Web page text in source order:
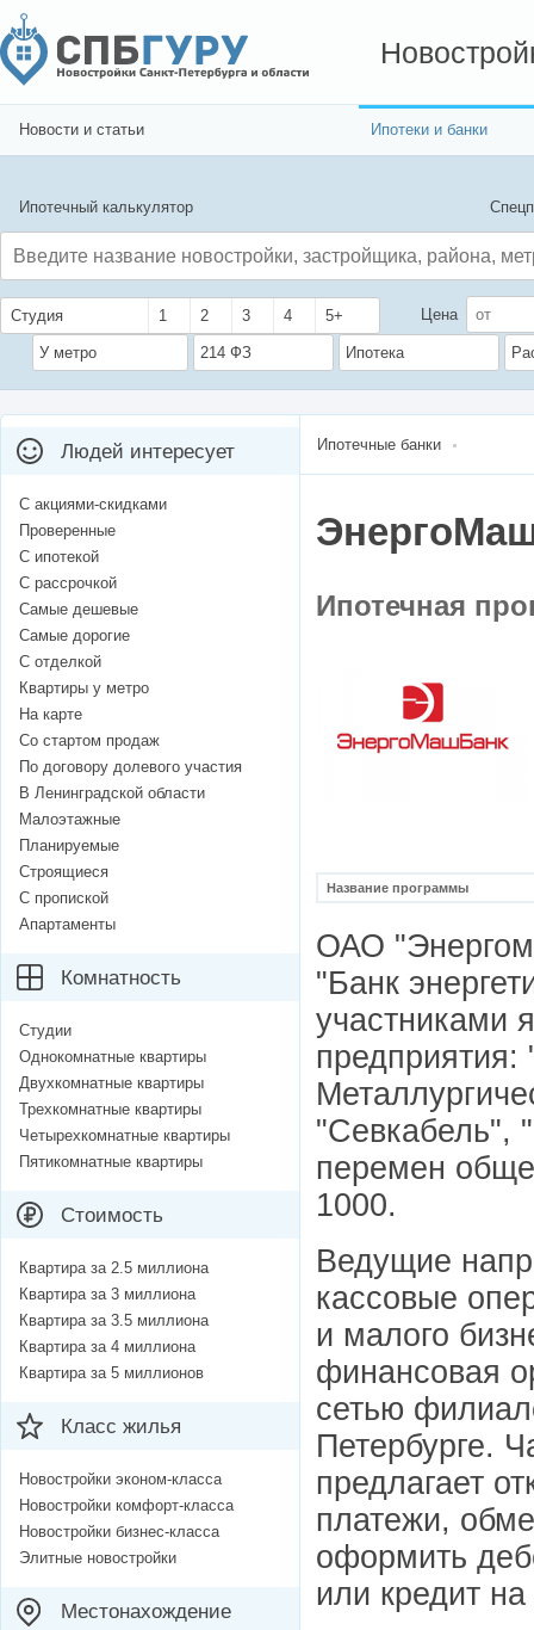
Новости и статьи Ипотеки и банки
Ипотечный калькулятор
Студия 1 2 3 4 5+ Цена
У метро 214 ФЗ Ипотека
Ипотечные банки
Ипотечная
Название программы
ОАО
"Банк
участниками
предприятия:
"Севкабель",
перемен
1000.
Ведущие
кассовые
и малого
финансовая
сетью
Петербурге.
предлагает
платежи,
оформить
или кредит
Людей интересует
С акциями-скидками
Проверенные
С ипотекой
С рассрочкой
Самые дешевые
Самые дорогие
С отделкой
Квартиры у метро
На карте
Со стартом продаж
По договору долевого участия
В Ленинградской области
Малоэтажные
Планируемые
Строящиеся
С пропиской
Апартаменты
Комнатность
Студии
Однокомнатные квартиры
Двухкомнатные квартиры
Трехкомнатные квартиры
Четырехкомнатные квартиры
Пятикомнатные квартиры
Стоимость
Квартира за 2.5 миллиона
Квартира за 3 миллиона
Квартира за 3.5 миллиона
Квартира за 4 миллиона
Квартира за 5 миллионов
Класс жилья
Новостройки эконом-класса
Новостройки комфорт-класса
Новостройки бизнес-класса
Элитные новостройки
Местонахождение